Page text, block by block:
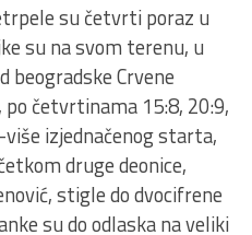
su četvrti poraz u
su na svom terenu, u
beogradske Crvene
četvrtinama 15:8, 20:9,
izjednačenog starta,
druge deonice,
stigle do dvocifrene
su do odlaska na veliki